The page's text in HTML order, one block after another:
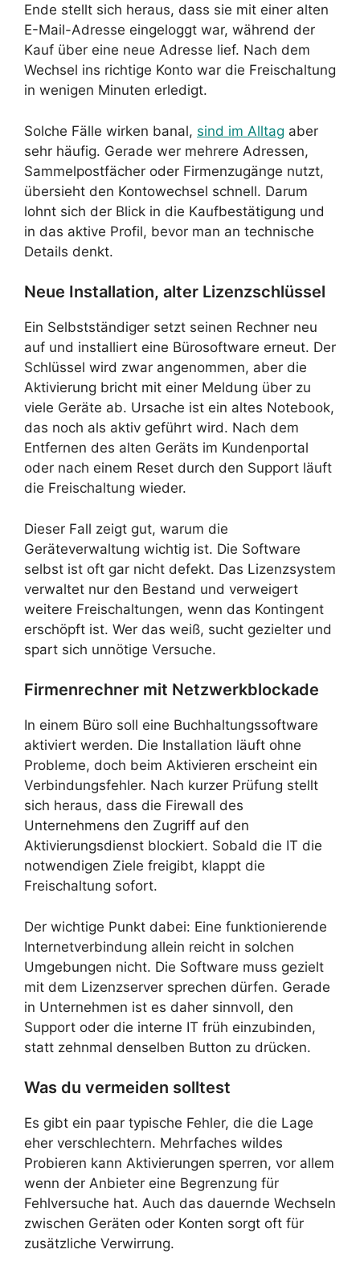
Ende stellt sich heraus, dass sie mit einer alten
E-Mail-Adresse eingeloggt war, während der
Kauf über eine neue Adresse lief. Nach dem
Wechsel ins richtige Konto war die Freischaltung
in wenigen Minuten erledigt.
Solche Fälle wirken banal, sind im Alltag aber
sehr häufig. Gerade wer mehrere Adressen,
Sammelpostfächer oder Firmenzugänge nutzt,
übersieht den Kontowechsel schnell. Darum
lohnt sich der Blick in die Kaufbestätigung und
in das aktive Profil, bevor man an technische
Details denkt.
Neue Installation, alter Lizenzschlüssel
Ein Selbstständiger setzt seinen Rechner neu
auf und installiert eine Bürosoftware erneut. Der
Schlüssel wird zwar angenommen, aber die
Aktivierung bricht mit einer Meldung über zu
viele Geräte ab. Ursache ist ein altes Notebook,
das noch als aktiv geführt wird. Nach dem
Entfernen des alten Geräts im Kundenportal
oder nach einem Reset durch den Support läuft
die Freischaltung wieder.
Dieser Fall zeigt gut, warum die
Geräteverwaltung wichtig ist. Die Software
selbst ist oft gar nicht defekt. Das Lizenzsystem
verwaltet nur den Bestand und verweigert
weitere Freischaltungen, wenn das Kontingent
erschöpft ist. Wer das weiß, sucht gezielter und
spart sich unnötige Versuche.
Firmenrechner mit Netzwerkblockade
In einem Büro soll eine Buchhaltungssoftware
aktiviert werden. Die Installation läuft ohne
Probleme, doch beim Aktivieren erscheint ein
Verbindungsfehler. Nach kurzer Prüfung stellt
sich heraus, dass die Firewall des
Unternehmens den Zugriff auf den
Aktivierungsdienst blockiert. Sobald die IT die
notwendigen Ziele freigibt, klappt die
Freischaltung sofort.
Der wichtige Punkt dabei: Eine funktionierende
Internetverbindung allein reicht in solchen
Umgebungen nicht. Die Software muss gezielt
mit dem Lizenzserver sprechen dürfen. Gerade
in Unternehmen ist es daher sinnvoll, den
Support oder die interne IT früh einzubinden,
statt zehnmal denselben Button zu drücken.
Was du vermeiden solltest
Es gibt ein paar typische Fehler, die die Lage
eher verschlechtern. Mehrfaches wildes
Probieren kann Aktivierungen sperren, vor allem
wenn der Anbieter eine Begrenzung für
Fehlversuche hat. Auch das dauernde Wechseln
zwischen Geräten oder Konten sorgt oft für
zusätzliche Verwirrung.